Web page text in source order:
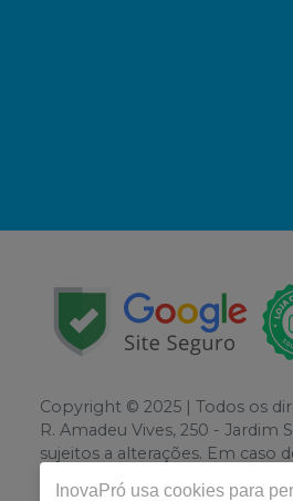
Copyright © 2025 | Todos os
R. Amadeu Vives, 250 -
sujeitos a alterações. Em caso
InovaPró usa cookies para